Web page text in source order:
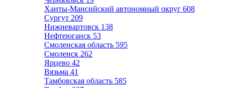
Ханты-Мансийский автономный округ 608
Сургут 209
Нижневартовск 138
Нефтеюганск 53
Смоленская область 595
Смоленск 262
Ярцево 42
Вязьма 41
Тамбовская область 585